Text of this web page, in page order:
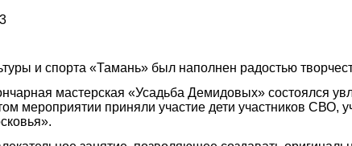
и спорта «Тамань» был наполнен радостью
мастерская «Усадьба Демидовых» состоялся
мероприятии приняли участие дети участников СВО,